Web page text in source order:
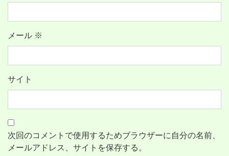
メール ※
サイト
次回のコメントで使用するためブラウザーに自分の名前、
メールアドレス、サイトを保存する。